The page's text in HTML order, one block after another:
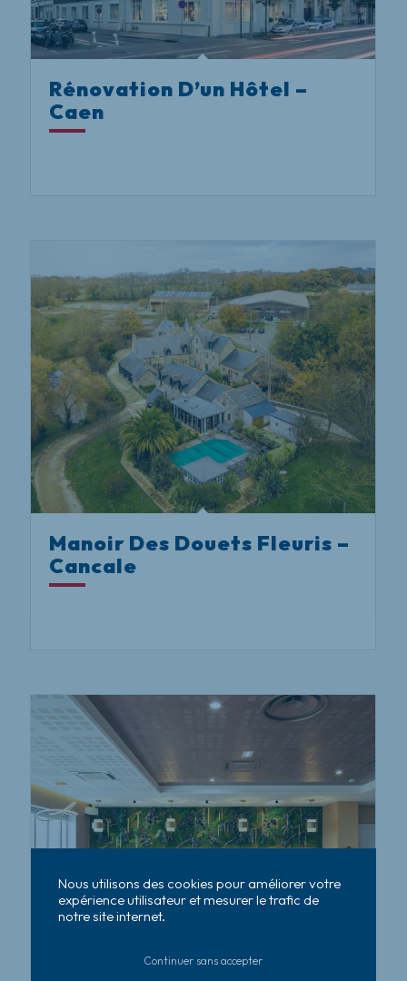
Rénovation D’un Hôtel –
Caen
Manoir Des Douets Fleuris –
Cancale
Nous utilisons des cookies pour améliorer votre
expérience utilisateur et mesurer le trafic de
notre site internet.
Continuer sans accepter